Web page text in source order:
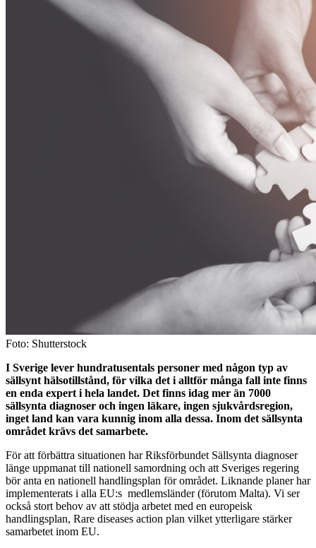
Foto: Shutterstock
I Sverige lever hundratusentals personer med någon typ av
sällsynt hälsotillstånd, för vilka det i alltför många fall inte finns
en enda expert i hela landet. Det finns idag mer än 7000
sällsynta diagnoser och ingen läkare, ingen sjukvårdsregion,
inget land kan vara kunnig inom alla dessa. Inom det sällsynta
området krävs det samarbete.
För att förbättra situationen har Riksförbundet Sällsynta diagnoser
länge uppmanat till nationell samordning och att Sveriges regering
bör anta en nationell handlingsplan för området. Liknande planer har
implementerats i alla EU:s medlemsländer (förutom Malta). Vi ser
också stort behov av att stödja arbetet med en europeisk
handlingsplan, Rare diseases action plan vilket ytterligare stärker
samarbetet inom EU.